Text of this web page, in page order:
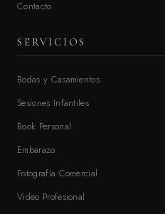
Contacto
SERVICIOS
Bodas y Casamientos
Sesiones Infantiles
Book Personal
Embarazo
Fotografía Comercial
Video Profesional